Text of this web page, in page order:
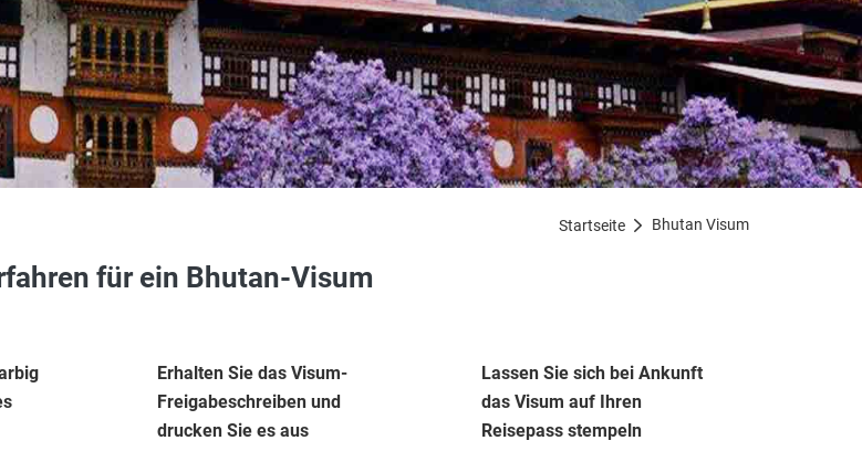
Bhutan Visum
Startseite 
für ein Bhutan-Visum
Erhalten Sie das Visum-
Freigabeschreiben und
drucken Sie es aus
Lassen Sie sich bei Ankunft
das Visum auf Ihren
Reisepass stempeln